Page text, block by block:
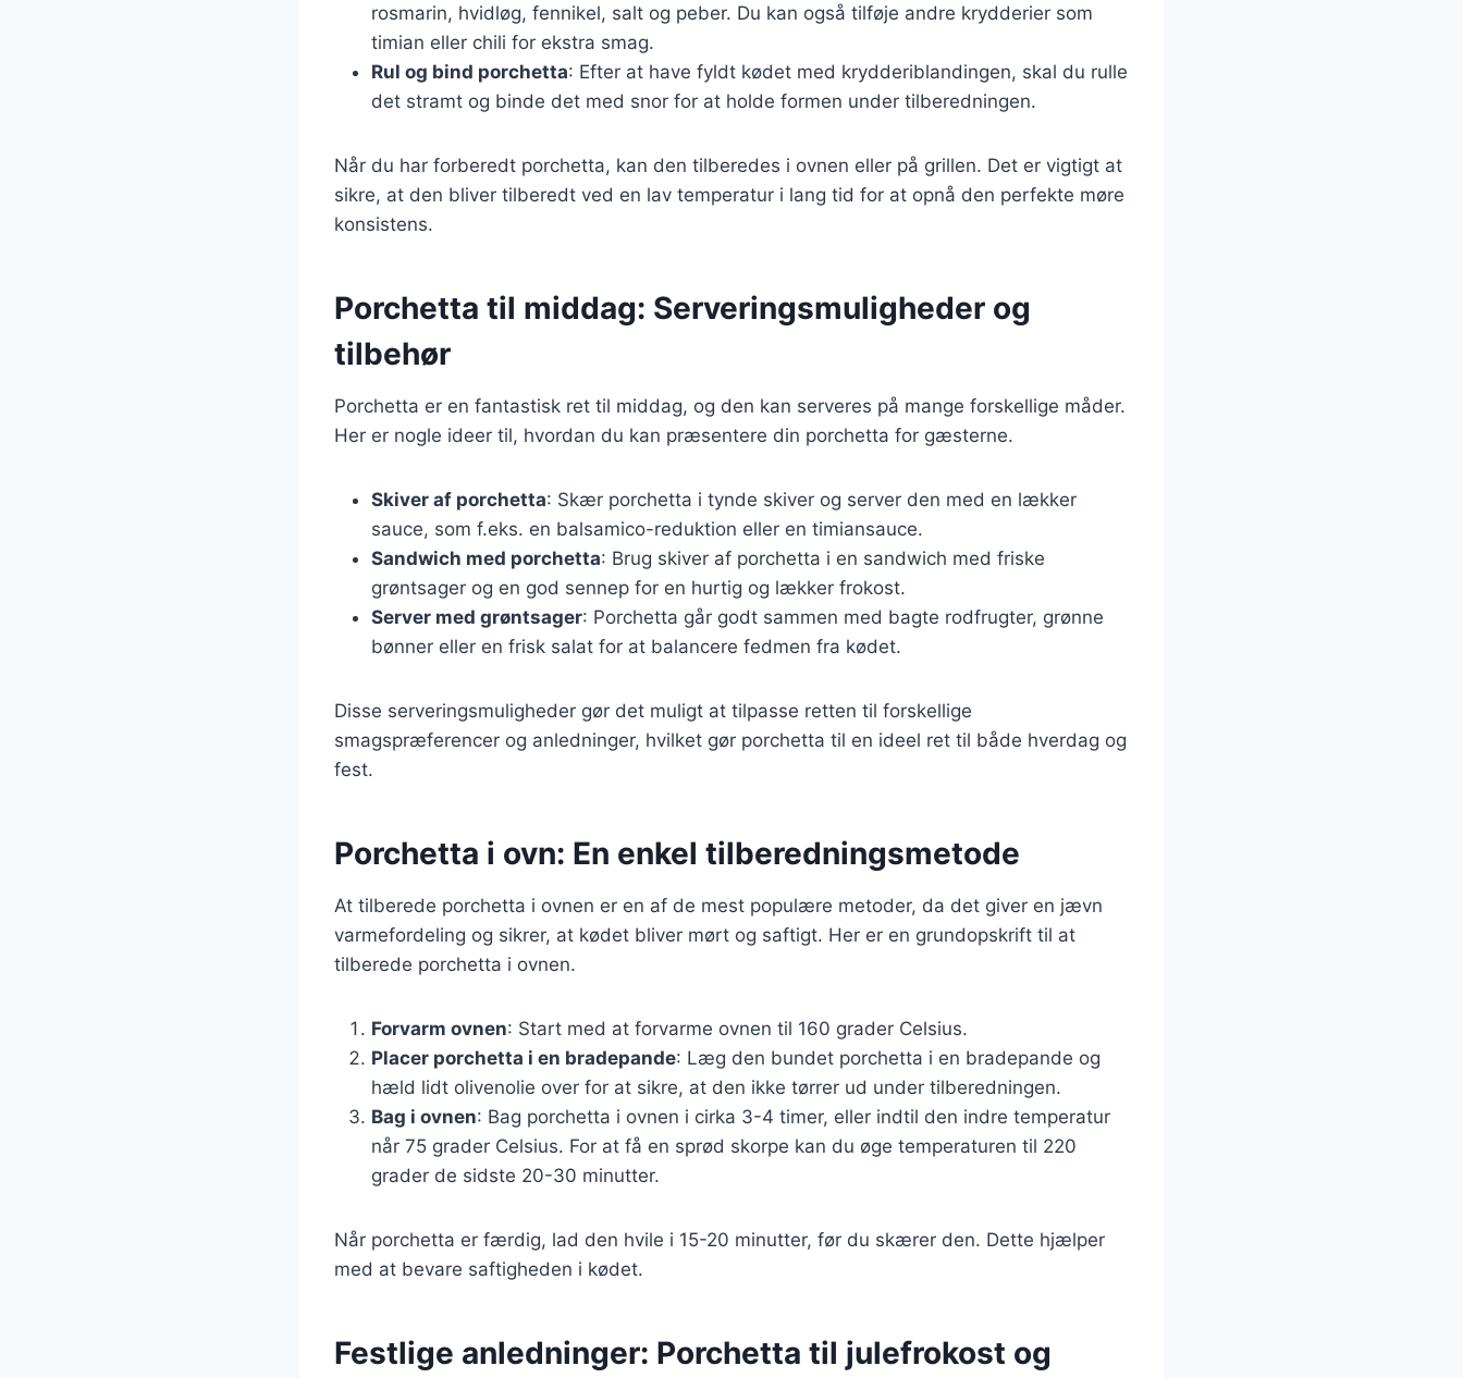
rosmarin, hvidløg, fennikel, salt og peber. Du kan også tilføje andre krydderier som
timian eller chili for ekstra smag.
Rul og bind porchetta: Efter at have fyldt kødet med krydderiblandingen, skal du rulle
det stramt og binde det med snor for at holde formen under tilberedningen.
Når du har forberedt porchetta, kan den tilberedes i ovnen eller på grillen. Det er vigtigt at
sikre, at den bliver tilberedt ved en lav temperatur i lang tid for at opnå den perfekte møre
konsistens.
Porchetta til middag: Serveringsmuligheder og
tilbehør
Porchetta er en fantastisk ret til middag, og den kan serveres på mange forskellige måder.
Her er nogle ideer til, hvordan du kan præsentere din porchetta for gæsterne.
Skiver af porchetta: Skær porchetta i tynde skiver og server den med en lækker
sauce, som f.eks. en balsamico-reduktion eller en timiansauce.
Sandwich med porchetta: Brug skiver af porchetta i en sandwich med friske
grøntsager og en god sennep for en hurtig og lækker frokost.
Server med grøntsager: Porchetta går godt sammen med bagte rodfrugter, grønne
bønner eller en frisk salat for at balancere fedmen fra kødet.
Disse serveringsmuligheder gør det muligt at tilpasse retten til forskellige
smagspræferencer og anledninger, hvilket gør porchetta til en ideel ret til både hverdag og
fest.
Porchetta i ovn: En enkel tilberedningsmetode
At tilberede porchetta i ovnen er en af de mest populære metoder, da det giver en jævn
varmefordeling og sikrer, at kødet bliver mørt og saftigt. Her er en grundopskrift til at
tilberede porchetta i ovnen.
Forvarm ovnen: Start med at forvarme ovnen til 160 grader Celsius.
Placer porchetta i en bradepande: Læg den bundet porchetta i en bradepande og
hæld lidt olivenolie over for at sikre, at den ikke tørrer ud under tilberedningen.
Bag i ovnen: Bag porchetta i ovnen i cirka 3-4 timer, eller indtil den indre temperatur
når 75 grader Celsius. For at få en sprød skorpe kan du øge temperaturen til 220
grader de sidste 20-30 minutter.
Når porchetta er færdig, lad den hvile i 15-20 minutter, før du skærer den. Dette hjælper
med at bevare saftigheden i kødet.
Festlige anledninger: Porchetta til julefrokost og